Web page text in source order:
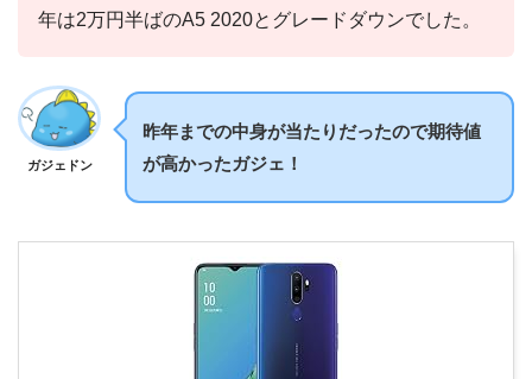
年は2万円半ばのA5 2020とグレードダウンでした。
ガジェドン
昨年までの中身が当たりだったので期待値
が高かったガジェ！